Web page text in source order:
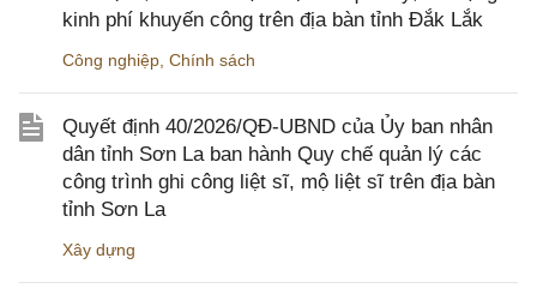
kinh phí khuyến công trên địa bàn tỉnh Đắk Lắk
Công nghiệp, Chính sách
Quyết định 40/2026/QĐ-UBND của Ủy ban nhân
dân tỉnh Sơn La ban hành Quy chế quản lý các
công trình ghi công liệt sĩ, mộ liệt sĩ trên địa bàn
tỉnh Sơn La
Xây dựng